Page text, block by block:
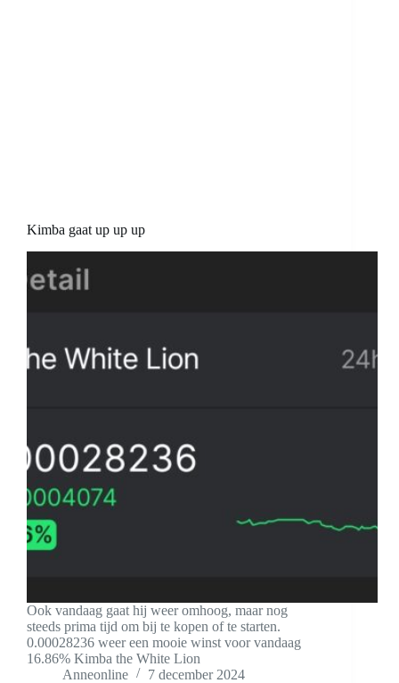
Kimba gaat up up up
Ook vandaag gaat hij weer omhoog, maar nog
steeds prima tijd om bij te kopen of te starten.
0.00028236 weer een mooie winst voor vandaag
16.86% Kimba the White Lion
Anneonline
7 december 2024